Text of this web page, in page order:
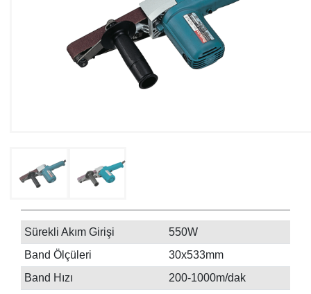
Sürekli Akım Girişi
550W
Band Ölçüleri
30x533mm
Band Hızı
200-1000m/dak